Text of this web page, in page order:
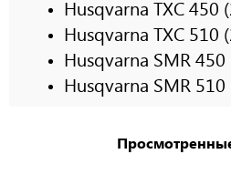
Husqvarna TXC 450
Husqvarna TXC 510
Husqvarna SMR
Husqvarna SMR